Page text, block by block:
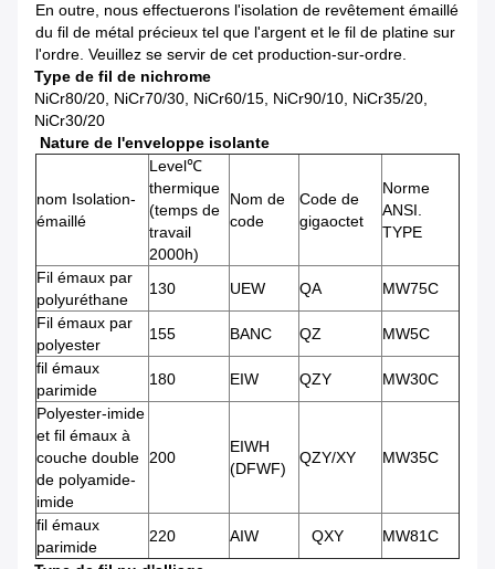
En outre, nous effectuerons l'isolation de revêtement émaillé
du fil de métal précieux tel que l'argent et le fil de platine sur
l'ordre. Veuillez se servir de cet production-sur-ordre.
Type de fil de nichrome
NiCr80/20, NiCr70/30, NiCr60/15, NiCr90/10, NiCr35/20,
NiCr30/20
Nature de l'enveloppe isolante
nom Isolation-
émaillé
Level℃
thermique
(temps de
travail
2000h)
Nom de
code
Code de
gigaoctet
Norme
ANSI.
TYPE
Fil émaux par
polyuréthane
130 UEW QA
MW75C
Fil émaux par
polyester
155 BANC QZ
MW5C
fil émaux
parimide
180 EIW QZY
MW30C
Polyester-imide
et fil émaux à
couche double
de polyamide-
imide
200
EIWH
(DFWF)
QZY/XY MW35C
fil émaux
parimide
220 AIW QXY
MW81C